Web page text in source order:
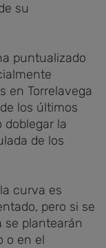
su
puntualizado
en Torrelavega
los últimos
doblegar la
de los
curva es
pero si se
se plantearán
o en el